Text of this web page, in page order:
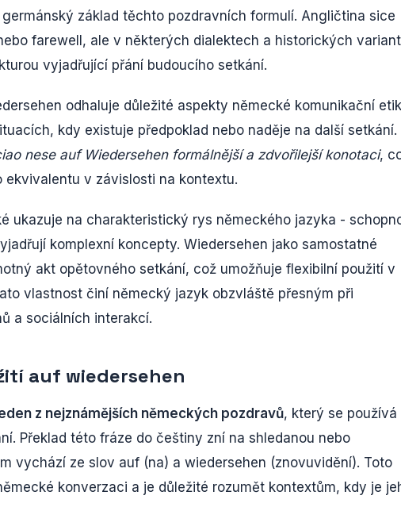
základ těchto pozdravních formulí. Angličtina sice
farewell, ale v některých dialektech a historických
vyjadřující přání budoucího setkání.
odhaluje důležité aspekty německé komunikační
kdy existuje předpoklad nebo naděje na další setkání.
nese auf Wiedersehen formálnější a zdvořilejší konotaci,
v závislosti na kontextu.
ukazuje na charakteristický rys německého jazyka -
komplexní koncepty. Wiedersehen jako samostatné
akt opětovného setkání, což umožňuje flexibilní použití v
vlastnost činí německý jazyk obzvláště přesným při
a sociálních interakcí.
auf wiedersehen
z nejznámějších německých pozdravů, který se používá
Překlad této fráze do češtiny zní na shledanou nebo
vychází ze slov auf (na) a wiedersehen (znovuvidění). Toto
konverzaci a je důležité rozumět kontextům, kdy je